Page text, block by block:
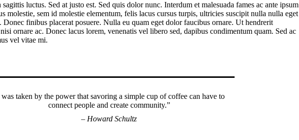
luctus. Sed at justo est. Sed quis dolor nunc. Interdum et malesuada fames ac ante ipsum
molestie, sem id molestie elementum, felis lacus cursus turpis, ultricies suscipit nulla nulla eget
Donec finibus placerat posuere. Nulla eu quam eget dolor faucibus ornare. Ut hendrerit
ornare ac. Donec lacus lorem, venenatis vel libero sed, dapibus condimentum quam. Sed ac
vel vitae mi.
was taken by the power that savoring a simple cup of coffee can have to
connect people and create community.”
– Howard Schultz